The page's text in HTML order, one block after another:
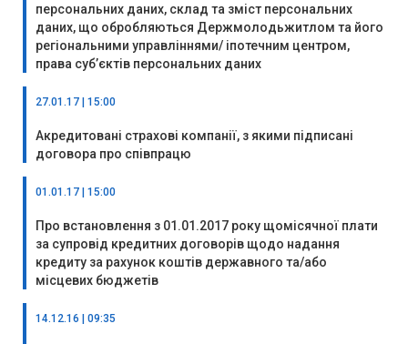
персональних даних, склад та зміст персональних
даних, що обробляються Держмолодьжитлом та його
регіональними управліннями/ іпотечним центром,
права суб’єктів персональних даних
27.01.17 | 15:00
Акредитовані страхові компанії, з якими підписані
договора про співпрацю
01.01.17 | 15:00
Про встановлення з 01.01.2017 року щомісячної плати
за супровід кредитних договорів щодо надання
кредиту за рахунок коштів державного та/або
місцевих бюджетів
14.12.16 | 09:35